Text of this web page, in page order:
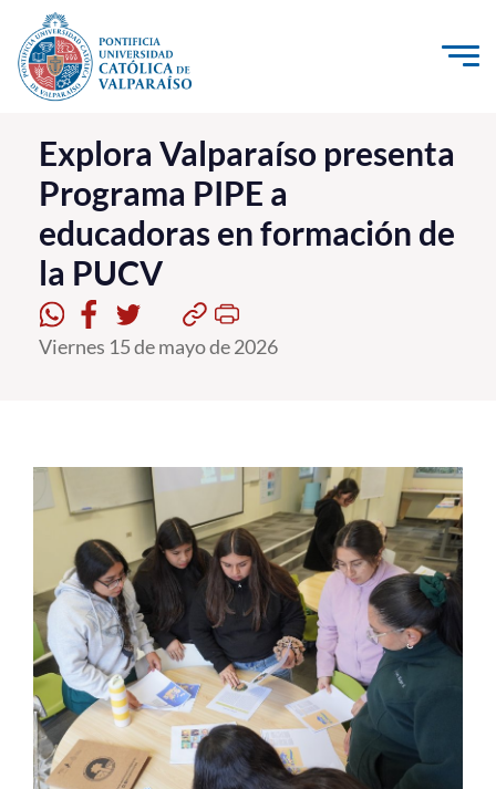
Click acá para ir directamente al contenido
La Universidad
Investigación, Creación e Innovación
PUCV Internacional
Vinculación con el Medio
Admisión
Formación Continua
Estudiantes
Académicos
Funcionarios
Alumni
English
Explora Valparaíso presenta
Programa PIPE a
educadoras en formación de
la PUCV
Viernes 15 de mayo de 2026